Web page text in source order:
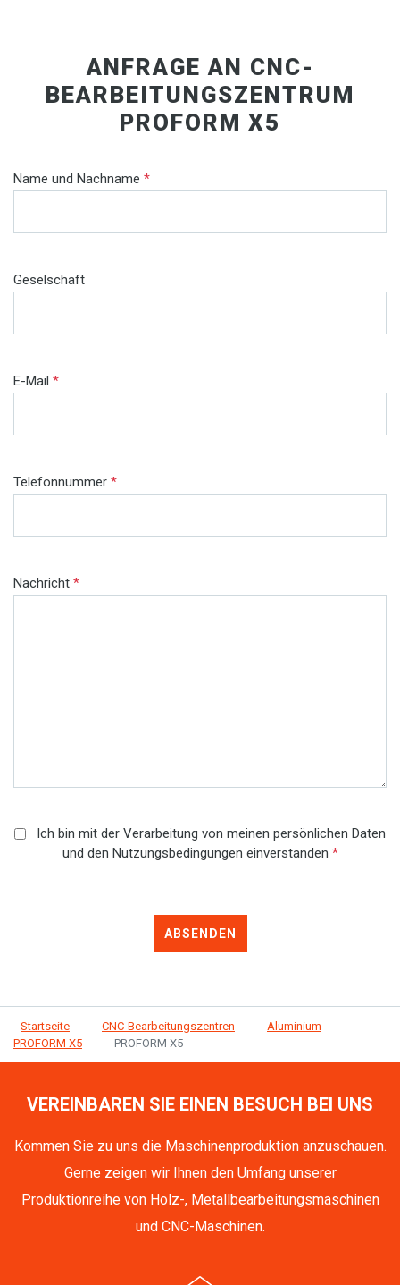
ANFRAGE AN CNC-
BEARBEITUNGSZENTRUM
PROFORM X5
Name und Nachname *
Geselschaft
E-Mail *
Telefonnummer *
Nachricht *
Ich bin mit der Verarbeitung von meinen persönlichen Daten
und den Nutzungsbedingungen einverstanden *
ABSENDEN
Startseite CNC-Bearbeitungszentren
Aluminium
PROFORM X5
PROFORM X5
VEREINBAREN SIE EINEN BESUCH BEI UNS
Kommen Sie zu uns die Maschinenproduktion anzuschauen.
Gerne zeigen wir Ihnen den Umfang unserer
Produktionreihe von Holz-, Metallbearbeitungsmaschinen
und CNC-Maschinen.